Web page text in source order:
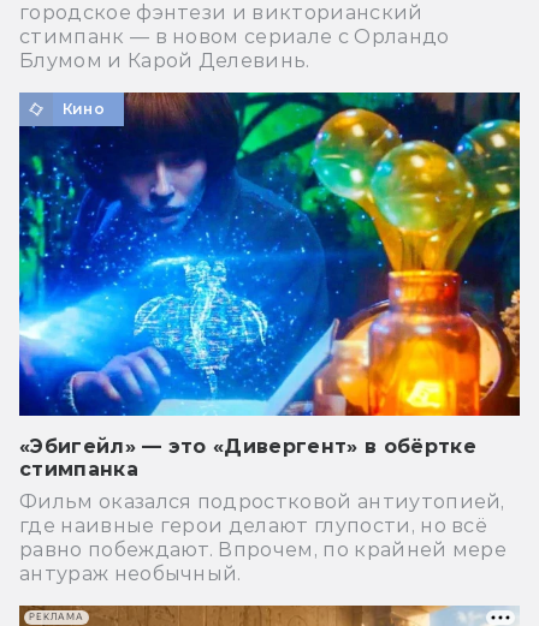
городское фэнтези и викторианский
стимпанк — в новом сериале с Орландо
Блумом и Карой Делевинь.
Кино
«Эбигейл» — это «Дивергент» в обёртке
стимпанка
Фильм оказался подростковой антиутопией,
где наивные герои делают глупости, но всё
равно побеждают. Впрочем, по крайней мере
антураж необычный.
РЕКЛАМА